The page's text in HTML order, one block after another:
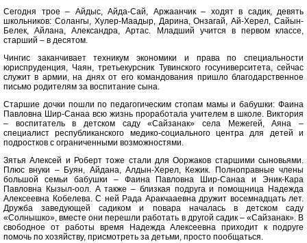
Сегодня трое – Айдыс, Айда-Сай, Аржаанчик – ходят в садик, девять
школьников: Солангы, Хулер-Маадыр, Дарина, Онзагай, Ай-Херел, Сайын-
Белек, Айлана, Александра, Артас. Младший учится в первом классе,
старший – в десятом.
Чингис заканчивает техникум экономики и права по специальности
юриспруденция, Чаян, третьекурсник Тувинского госуниверситета, сейчас
служит в армии, на днях от его командования пришло благодарственное
письмо родителям за воспитание сына.
Старшие дочки пошли по педагогическим стопам мамы и бабушки: Фаина
Павловна Шир-Санаа всю жизнь проработала учителем в школе. Виктория
– воспитатель в детском саду «Сайзанак» села Межегей, Аяна –
специалист республиканского медико-социального центра для детей и
подростков с ограниченными возможностями.
Зятья Алексей и Роберт тоже стали для Ооржаков старшими сыновьями.
Плюс внуки – Буян, Айдана, Алдын-Херел, Кежик. Полноправные члены
большой семьи бабушки – Фаина Павловна Шир-Санаа и Эник-Кара
Павловна Кызыл-оол. А также – близкая подруга и помощница Надежда
Алексеевна Кобелева. С ней Рада Аракчааевна дружит восемнадцать лет.
Дружба заведующей садиком и повара началась в детском саду
«Солнышко», вместе они перешли работать в другой садик – «Сайзанак». В
свободное от работы время Надежда Алексеевна приходит к подруге
помочь по хозяйству, присмотреть за детьми, просто пообщаться.